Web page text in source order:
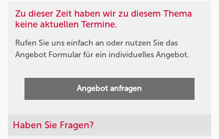
Zu dieser Zeit haben wir zu diesem Thema
keine aktuellen Termine.
Rufen Sie uns einfach an oder nutzen Sie das
Angebot Formular für ein individuelles Angebot.
Angebot anfragen
Haben Sie Fragen?